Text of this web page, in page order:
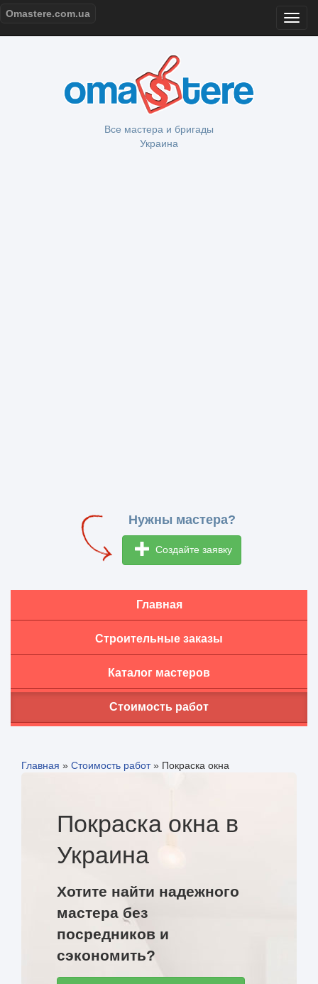
Omastere.com.ua
Все мастера и бригады
Украина
Нужны мастера?
Создайте заявку
Главная
Строительные заказы
Каталог мастеров
Стоимость работ
Главная » Стоимость работ» Покраска окна
Покраска окна в
Украина
Хотите найти надежного
мастера без
посредников и
сэкономить?